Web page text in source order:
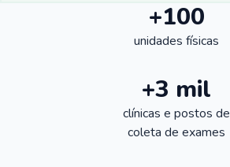
+100
unidades físicas
+3 mil
clínicas e postos de
coleta de exames